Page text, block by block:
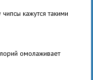
кажутся такими
омолаживает